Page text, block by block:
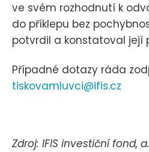
ve svém rozhodnutí k
do příklepu bez
potvrdil a konstatoval její
Případné dotazy ráda
tiskovamluvci@ifis.cz
Zdroj: IFIS investiční fond,